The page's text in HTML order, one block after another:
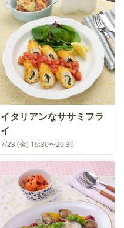
イタリアンなササミフラ
イ
7/23 (金) 19:30〜20:30